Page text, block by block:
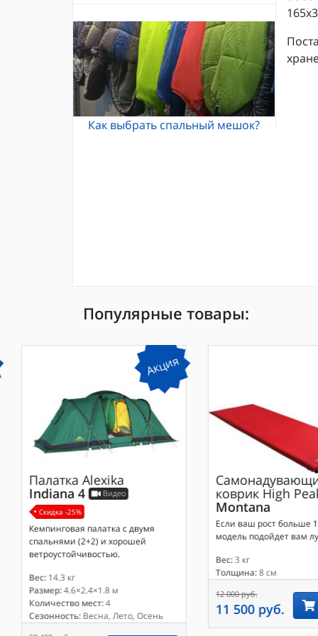
Кошки Grivel
Каски и шлемы для альпинизма
Жумары и зажимы
Карабины и оттяжки
Спусковые устройства
Как выбрать спальный мешок?
Популярные товары:
Акция
Палатка Alexika
Indiana 4 Видео
Скидка -25%
Кемпинговая палатка с двумя
спальнями (2+2) и хорошей
ветроустойчивостью.
Вес:14.3 кг
Размер:4.6×2.4×1.8 м
Количество мест:4
Сезонность:Весна, Лето, Осень
коврик High
Montana
Если ваш рост больше
модель подойдет вам
Вес:3 кг
Толщина:8 см
12 000 руб.
11 500 руб.